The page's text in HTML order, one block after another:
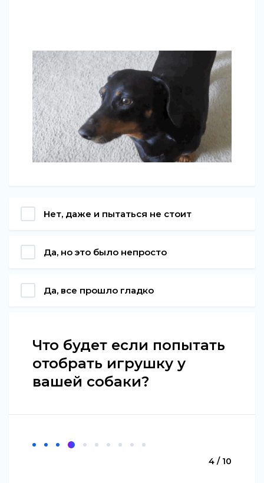
Нет, даже и пытаться не стоит
Да, но это было непросто
Да, все прошло гладко
Что будет если попытать
отобрать игрушку у
вашей собаки?
4 / 10